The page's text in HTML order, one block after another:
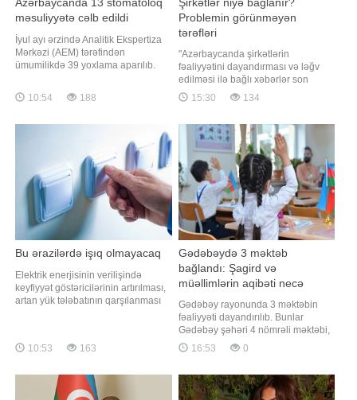
məsuliyyətə cəlb edildi
İyul ayı ərzində Analitik Ekspertiza
Mərkəzi (AEM) tərəfindən
ümumilikdə 39 yoxlama aparılıb.
AEM-dən məlumat verilib. Bildirilib
ki, həmin yoxlamalardan 32-si özəl
şəxsə məxsus obyektlərdə keçirilib.
Yoxlamalar zamanı müxtəlif sahələ
10:54 188
Problemin görünməyən
tərəfləri
"Azərbaycanda şirkətlərin
fəaliyyətini dayandırması və ləğv
edilməsi ilə bağlı xəbərlər son
dövrlərdə daha çox diqqət çəkir.
Mən hesab edirəm ki, bu prosesə
taleyi kimi baxmaq düzgün
deyil.Şirkətlərin bağlanması
iqtisadiyyat üçün əhəmiyyətli
indikatorlardan biridi
15:30 134
Bu ərazilərdə işıq olmayacaq
Elektrik enerjisinin verilişində
keyfiyyət göstəricilərinin artırılması,
artan yük tələbatının qarşılanması
yenidənqurma işləri aparılacaq.
barədə "Azərişıq" məluma
10:53 163
Gədəbəydə 3 məktəb
bağlandı: Şagird və
müəllimlərin aqibəti necə
olacaq?
Gədəbəy rayonunda 3 məktəbin
fəaliyyəti dayandırılıb. Bunlar
Gədəbəy şəhəri 4 nömrəli məktəbi,
Toplar kənd məktəbi və Günəşli
kənd məktəbidir. Məlumata görə,
dayandırılarkən buna səbəb kimi
şagird sayının normadan aşağı
16:53 0